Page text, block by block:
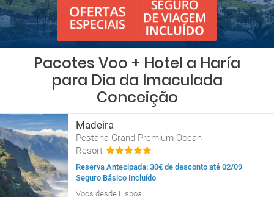
Pacotes Voo + Hotel a Haría
para Dia da Imaculada
Conceição
Madeira
Pestana Grand Premium Ocean
Resort
Reserva Antecipada: 30€ de desconto até 02/09
Seguro Básico Incluído
Voos desde Lisboa